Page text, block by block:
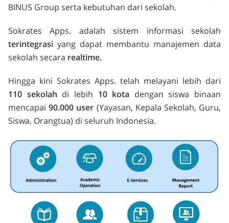
BINUS Group serta kebutuhan dari sekolah.
Sokrates Apps. adalah sistem informasi sekolah
terintegrasi yang dapat membantu manajemen data
sekolah secara realtime.
Hingga kini Sokrates Apps. telah melayani lebih dari
110 sekolah di lebih 10 kota dengan siswa binaan
mencapai90.000 user (Yayasan, Kepala Sekolah, Guru,
Siswa, Orangtua) di seluruh Indonesia.